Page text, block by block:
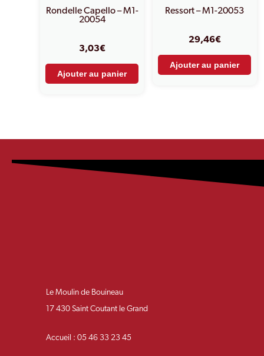
Rondelle Capello – M1-
20054
3,03€
Ajouter au panier
Ressort – M1-20053
29,46€
Ajouter au panier
Le Moulin de Bouineau
17 430 Saint Coutant le Grand
Accueil : 05 46 33 23 45